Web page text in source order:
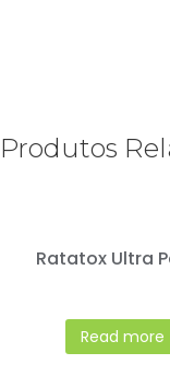
Produtos
Ratatox Ultra
Read more